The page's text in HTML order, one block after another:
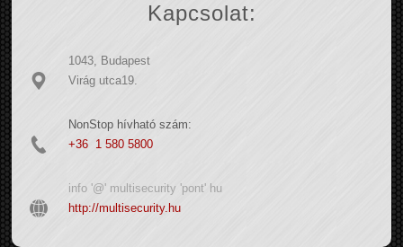
Kapcsolat:
1043, Budapest
Virág utca19.
NonStop hívható szám:
+36 1 580 5800
info '@' multisecurity 'pont' hu
http://multisecurity.hu